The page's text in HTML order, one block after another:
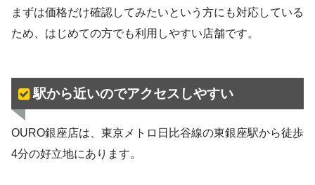
まずは価格だけ確認してみたいという方にも対応している
ため、はじめての方でも利用しやすい店舗です。
駅から近いのでアクセスしやすい
OURO銀座店は、東京メトロ日比谷線の東銀座駅から徒歩
4分の好立地にあります。